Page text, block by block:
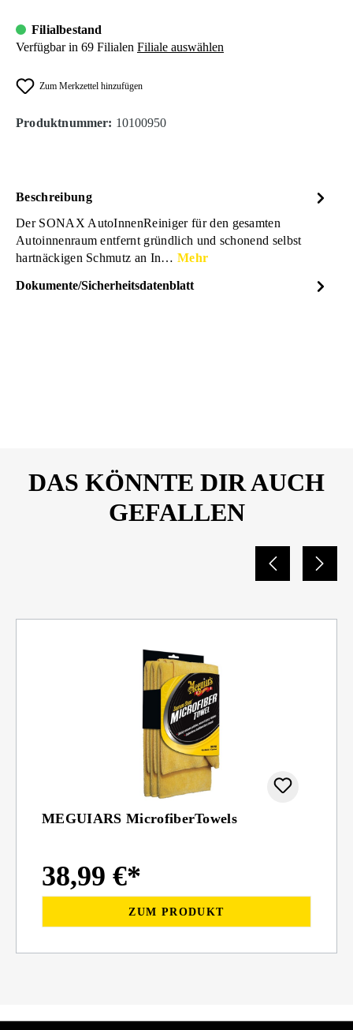
Filialbestand
Verfügbar in 69 Filialen Filiale auswählen
Zum Merkzettel hinzufügen
Produktnummer: 10100950
Beschreibung
Der SONAX AutoInnenReiniger für den gesamten
Autoinnenraum entfernt gründlich und schonend selbst
hartnäckigen Schmutz an In… Mehr
Dokumente/Sicherheitsdatenblatt
DAS KÖNNTE DIR AUCH
GEFALLEN
MEGUIARS MicrofiberTowels
38,99 €*
ZUM PRODUKT